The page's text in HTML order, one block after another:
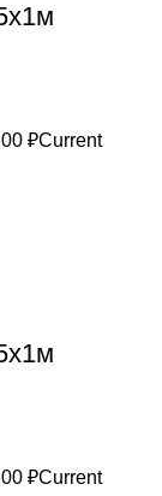
₽Current
₽Current